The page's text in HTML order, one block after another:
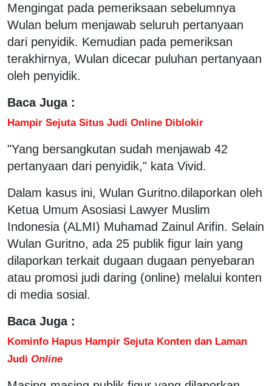
Mengingat pada pemeriksaan sebelumnya
Wulan belum menjawab seluruh pertanyaan
dari penyidik. Kemudian pada pemeriksan
terakhirnya, Wulan dicecar puluhan pertanyaan
oleh penyidik.
Baca Juga :
Hampir Sejuta Situs Judi Online Diblokir
"Yang bersangkutan sudah menjawab 42
pertanyaan dari penyidik," kata Vivid.
Dalam kasus ini, Wulan Guritno.dilaporkan oleh
Ketua Umum Asosiasi Lawyer Muslim
Indonesia (ALMI) Muhamad Zainul Arifin. Selain
Wulan Guritno, ada 25 publik figur lain yang
dilaporkan terkait dugaan dugaan penyebaran
atau promosi judi daring (online) melalui konten
di media sosial.
Baca Juga :
Kominfo Hapus Hampir Sejuta Konten dan Laman
Judi Online